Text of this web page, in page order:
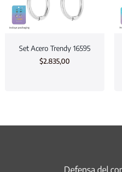
Set Acero Trendy 16595
$2.835,00
Defensa del